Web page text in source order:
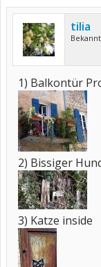
tilia
1) Balkontür
2) Bissiger
3) Katze inside